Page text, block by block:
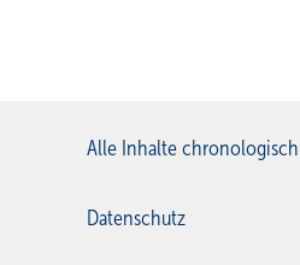
Alle Inhalte chronologisch
Datenschutz